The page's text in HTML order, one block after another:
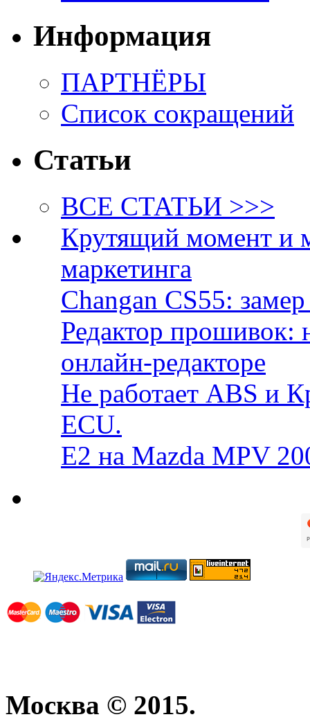
Информация
ПАРТНЁРЫ
Список сокращений
Статьи
ВСЕ СТАТЬИ >>>
Крутящий момент и
маркетинга
Changan CS55:
Редактор прошивок:
онлайн-редакторе
Не работает ABS и
ECU.
E2 на Mazda MPV
Москва © 2015.